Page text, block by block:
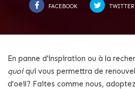
FACEBOOK TWITTER
En panne d'inspiration ou à la
quoiqui vous permettra de
d'oeil? Faites comme nous,